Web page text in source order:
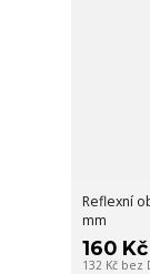
Reflexní
mm
160 Kč
132 Kč bez